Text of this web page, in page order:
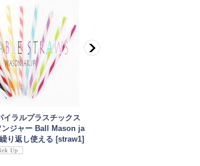
イラルプラスチックス
ンジャー Ball Mason ja
り返し使える [straw1]